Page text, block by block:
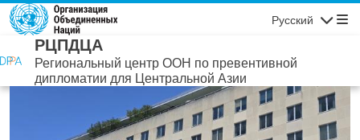
Перейти к основному содержанию
Русский
РЦПДЦА
Региональный центр ООН по превентивной
дипломатии для Центральной Азии